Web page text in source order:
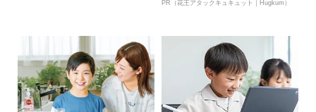
PR（花王アタックキュキュット｜Hugkum）